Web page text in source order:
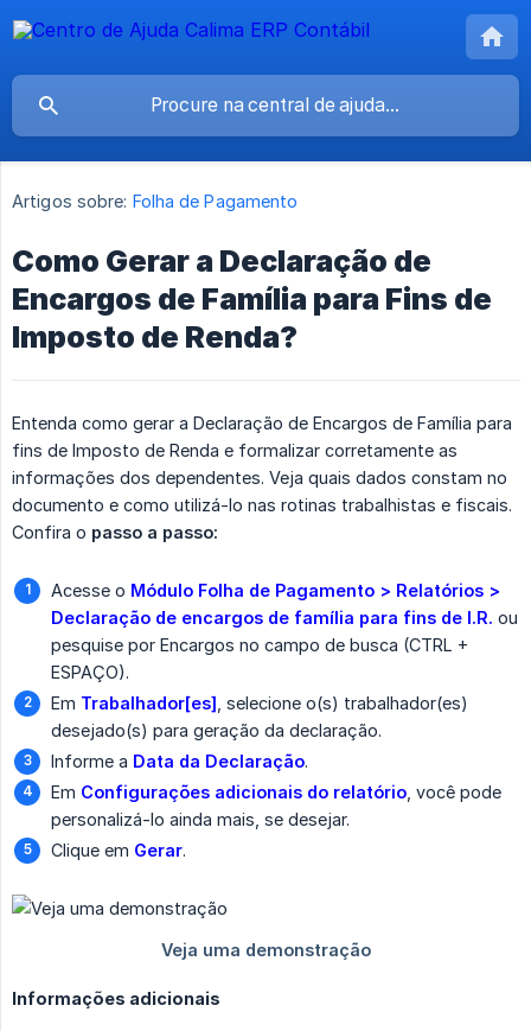
Artigos sobre: Folha de Pagamento
Como Gerar a Declaração de
Encargos de Família para Fins de
Imposto de Renda?
Entenda como gerar a Declaração de Encargos de Família para
fins de Imposto de Renda e formalizar corretamente as
informações dos dependentes. Veja quais dados constam no
documento e como utilizá-lo nas rotinas trabalhistas e fiscais.
Confira o passo a passo:
Acesse o Módulo Folha de Pagamento > Relatórios >
Declaração de encargos de família para fins de I.R. ou
pesquise por Encargos no campo de busca (CTRL +
ESPAÇO).
Em Trabalhador[es] , selecione o(s) trabalhador(es)
desejado(s) para geração da declaração.
Informe a Data da Declaração.
Em Configurações adicionais do relatório , você pode
personalizá-lo ainda mais, se desejar.
Clique em Gerar.
Informações adicionais